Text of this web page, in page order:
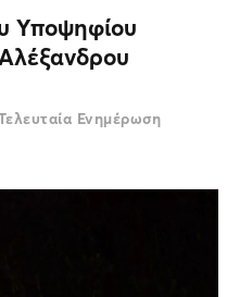
Υποψηφίου
Ενημέρωση